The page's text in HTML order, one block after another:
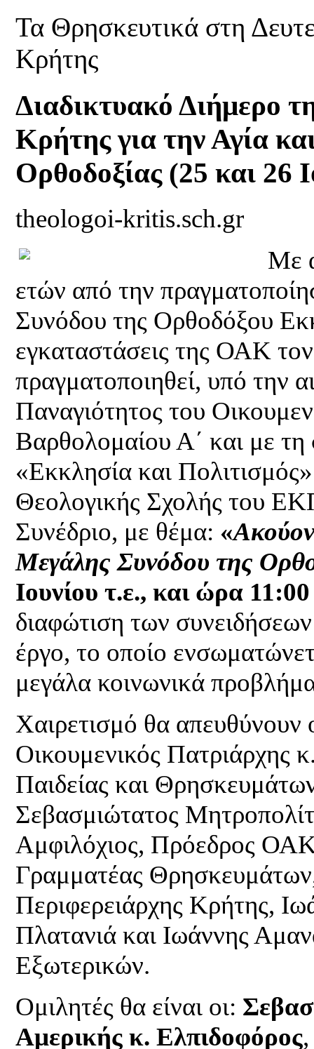
Τα Θρησκευτικά στη
Κρήτης
Διαδικτυακό Διήμερο
Κρήτης για την Αγία
Ορθοδοξίας (25 και 26
theologoi-kritis.sch.gr
Με
ετών από την
Συνόδου της Ορθοδόξου
εγκαταστάσεις της ΟΑΚ
πραγματοποιηθεί, υπό την
Παναγιότητος του
Βαρθολομαίου Α΄ και με
«Εκκλησία και
Θεολογικής Σχολής του
Συνέδριο, με θέμα: «
Μεγάλης Συνόδου της
Ιουνίου τ.ε., και ώρα
διαφώτιση των
έργο, το οποίο
μεγάλα κοινωνικά
Χαιρετισμό θα
Οικουμενικός Πατριάρχης
Παιδείας και
Σεβασμιώτατος
Αμφιλόχιος, Πρόεδρος
Γραμματέας
Περιφερειάρχης Κρήτης,
Πλατανιά και Ιωάννης
Εξωτερικών.
Ομιλητές θα είναι οι:
Αμερικής κ. Ελπιδοφόρος